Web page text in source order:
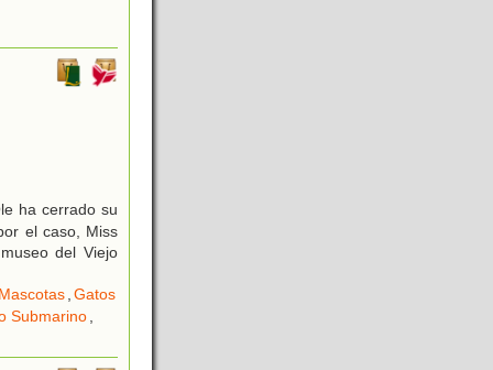
ha cerrado su
el caso, Miss
del Viejo
,Gatos
Submarino,